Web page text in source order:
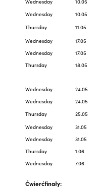
Wednesday 10.05
Wednesday
10.05
Thursday
11.05
Wednesday
17.05
Wednesday
17.05
Thursday
18.05
Wednesday
24.05
Wednesday
24.05
Thursday
25.05
Wednesday
31.05
Wednesday
31.05
Thursday
1.06
Wednesday
7.06
Ćwierćfinały: